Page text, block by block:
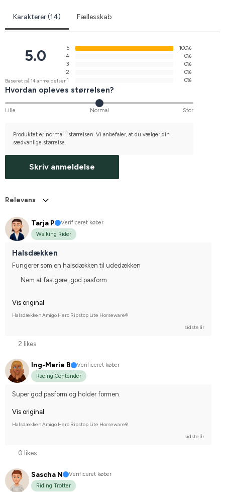
Karakterer (14) Fællesskab
5.0
Baseret på 14 anmeldelser
5
100%
4
0%
3
0%
2
0%
1
0%
Hvordan opleves størrelsen?
Lille Normal Stor
Produktet er normal i størrelsen. Vi anbefaler, at du vælger din
sædvanlige størrelse.
Skriv anmeldelse
Relevans
Tarja P
Verificeret køber
Walking Rider
Halsdækken
Fungerer som en halsdækken til udedækken
Nem at fastgøre, god pasform
Vis original
Halsdækken Amigo Hero Ripstop Lite Horseware®
sidste år
2 likes
Ing-Marie B
Verificeret køber
Racing Contender
Super god pasform og holder formen.
Vis original
Halsdækken Amigo Hero Ripstop Lite Horseware®
sidste år
0 likes
Sascha N
Verificeret køber
Riding Trotter